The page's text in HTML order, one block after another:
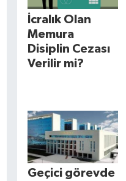
İcralık Olan
Memura
Disiplin Cezası
Verilir mi?
Geçici görevde